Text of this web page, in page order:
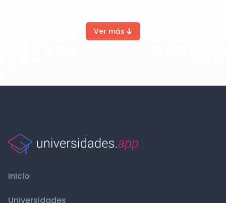
Ver más
Inicio
Universidades